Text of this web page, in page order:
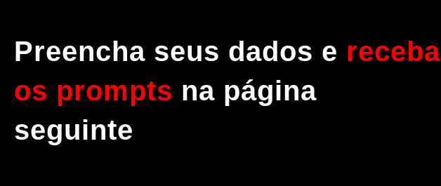
Preencha seus dados e receba
os prompts na página
seguinte